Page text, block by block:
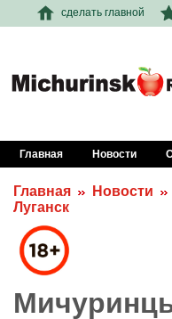
сделать главной
Главная Новости
Главная Новости
Луганск